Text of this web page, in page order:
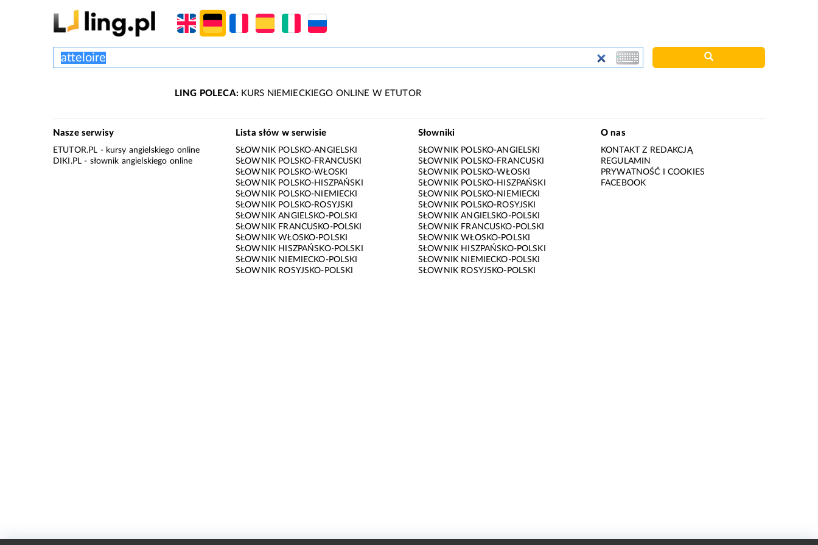
LING POLECA:KURS NIEMIECKIEGO ONLINE W ETUTOR
Nasze serwisy
ETUTOR.PL - kursy angielskiego online
DIKI.PL - słownik angielskiego online
Lista słów w serwisie
SŁOWNIK POLSKO-ANGIELSKI
SŁOWNIK POLSKO-FRANCUSKI
SŁOWNIK POLSKO-WŁOSKI
SŁOWNIK POLSKO-HISZPAŃSKI
SŁOWNIK POLSKO-NIEMIECKI
SŁOWNIK POLSKO-ROSYJSKI
SŁOWNIK ANGIELSKO-POLSKI
SŁOWNIK FRANCUSKO-POLSKI
SŁOWNIK WŁOSKO-POLSKI
SŁOWNIK HISZPAŃSKO-POLSKI
SŁOWNIK NIEMIECKO-POLSKI
SŁOWNIK ROSYJSKO-POLSKI
Słowniki
SŁOWNIK POLSKO-ANGIELSKI
SŁOWNIK POLSKO-FRANCUSKI
SŁOWNIK POLSKO-WŁOSKI
SŁOWNIK POLSKO-HISZPAŃSKI
SŁOWNIK POLSKO-NIEMIECKI
SŁOWNIK POLSKO-ROSYJSKI
SŁOWNIK ANGIELSKO-POLSKI
SŁOWNIK FRANCUSKO-POLSKI
SŁOWNIK WŁOSKO-POLSKI
SŁOWNIK HISZPAŃSKO-POLSKI
SŁOWNIK NIEMIECKO-POLSKI
SŁOWNIK ROSYJSKO-POLSKI
O nas
KONTAKT Z REDAKCJĄ
REGULAMIN
PRYWATNOŚĆ I COOKIES
FACEBOOK